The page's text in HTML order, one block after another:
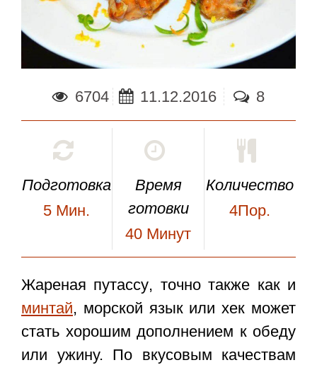
6704 11.12.2016 8
Подготовка
5 Мин.
Время
готовки
40 Минут
Количество
4Пор.
Жареная путассу, точно также как и
минтай, морской язык или хек может
стать хорошим дополнением к обеду
или ужину. По вкусовым качествам